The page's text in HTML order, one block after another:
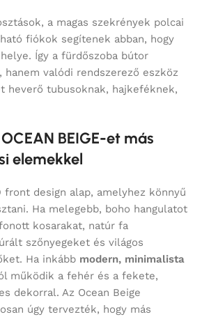
a magas szekrények polcai
fiókok segítenek abban, hogy
Így a fürdőszoba bútor
hanem valódi rendszerező eszköz
heverő tubusoknak, hajkeféknek,
BEIGE-et más
elemekkel
front design alap, amelyhez könnyű
Ha melegebb, boho hangulatot
kosarakat, natúr fa
szőnyegeket és világos
Ha inkább modern, minimalista
működik a fehér és a fekete,
dekorral. Az Ocean Beige
úgy tervezték, hogy más